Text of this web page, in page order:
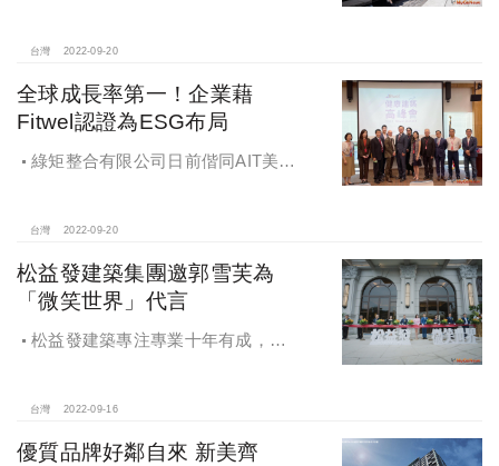
確。
台灣 2022-09-20
全球成長率第一！企業藉
Fitwel認證為ESG布局
綠矩整合有限公司日前偕同AIT美國
場邀請到在Fitwel認證中展現卓越領導
力的企業領袖，共同為企業防疫、
ESG布局及打造永續社區健康宅等議
題進行交流
台灣 2022-09-20
松益發建築集團邀郭雪芙為
「微笑世界」代言
松益發建築專注專業十年有成，首
女神郭雪芙首度為房地產品牌代言
台灣 2022-09-16
優質品牌好鄰自來 新美齊